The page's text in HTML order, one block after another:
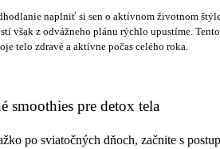
naplniť si sen o aktívnom životnom štýle
však z odvážneho plánu rýchlo upustíme.
telo zdravé a aktívne počas celého roka.
smoothies pre detox tela
po sviatočných dňoch, začnite s